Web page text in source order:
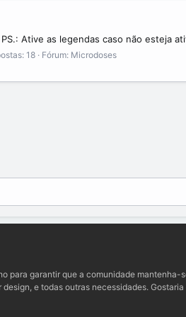
e seus efeitos, e influentes grupos
Este consenso afirma que o
ângulos, são altos demais. De todas
Ative as legendas caso não esteja
18 Fórum: Microdoses
para garantir que a comunidade mantenha-
e todas outras necessidades.